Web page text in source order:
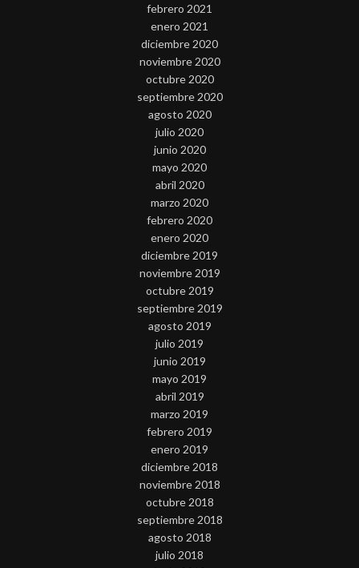
febrero 2021
enero 2021
diciembre 2020
noviembre 2020
octubre 2020
septiembre 2020
agosto 2020
julio 2020
junio 2020
mayo 2020
abril 2020
marzo 2020
febrero 2020
enero 2020
diciembre 2019
noviembre 2019
octubre 2019
septiembre 2019
agosto 2019
julio 2019
junio 2019
mayo 2019
abril 2019
marzo 2019
febrero 2019
enero 2019
diciembre 2018
noviembre 2018
octubre 2018
septiembre 2018
agosto 2018
julio 2018